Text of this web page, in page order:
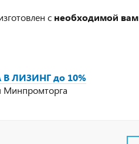
с необходимой вам
ЛИЗИНГ до 10%
Минпромторга